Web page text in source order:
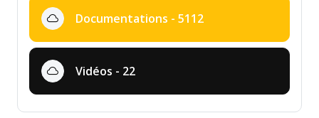
Documentations - 5112
Vidéos - 22